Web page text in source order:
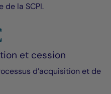
la SCPI.
et cession
d’acquisition et de